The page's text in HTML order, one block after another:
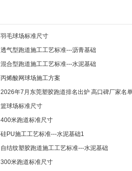
羽毛球场标准尺寸
透气型跑道施工工艺标准---沥青基础
混合型跑道施工工艺标准---水泥基础
丙烯酸网球场施工方案
2026年7月东莞塑胶跑道排名出炉 高口碑厂家名
篮球场标准尺寸
400米跑道标准尺寸
硅PU施工工艺标准---水泥基础1
自结纹塑胶跑道施工工艺标准---水泥基础
300米跑道标准尺寸